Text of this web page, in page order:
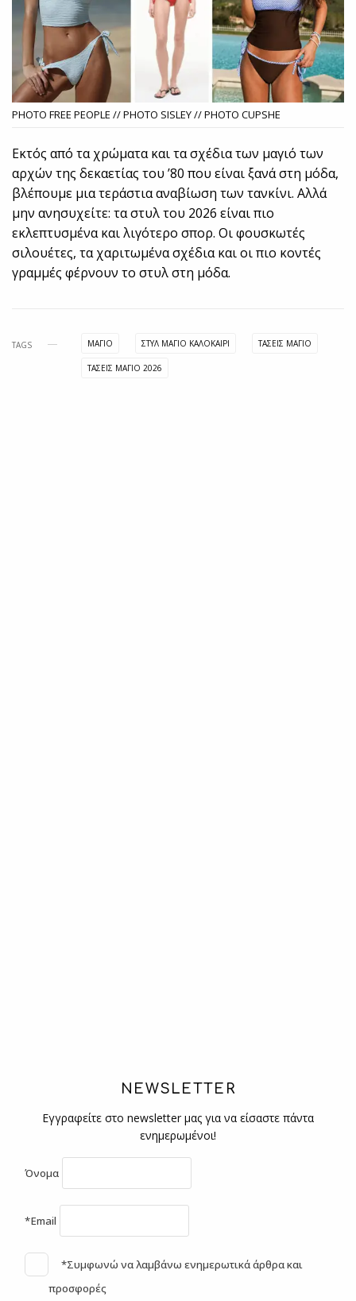
PHOTO FREE PEOPLE // PHOTO SISLEY // PHOTO CUPSHE
Εκτός από τα χρώματα και τα σχέδια των μαγιό των
αρχών της δεκαετίας του ’80 που είναι ξανά στη μόδα,
βλέπουμε μια τεράστια αναβίωση των τανκίνι. Αλλά
μην ανησυχείτε: τα στυλ του 2026 είναι πιο
εκλεπτυσμένα και λιγότερο σπορ. Οι φουσκωτές
σιλουέτες, τα χαριτωμένα σχέδια και οι πιο κοντές
γραμμές φέρνουν το στυλ στη μόδα.
TAGS ΜΑΓΙΟ ΣΤΥΛ ΜΑΓΙΟ ΚΑΛΟΚΑΙΡΙ ΤΑΣΕΙΣ ΜΑΓΙΟ
ΤΑΣΕΙΣ ΜΑΓΙΟ 2026
NEWSLETTER
Εγγραφείτε στο newsletter μας για να είσαστε πάντα
ενημερωμένοι!
Όνομα
*Email
*Συμφωνώ να λαμβάνω ενημερωτικά άρθρα και
προσφορές